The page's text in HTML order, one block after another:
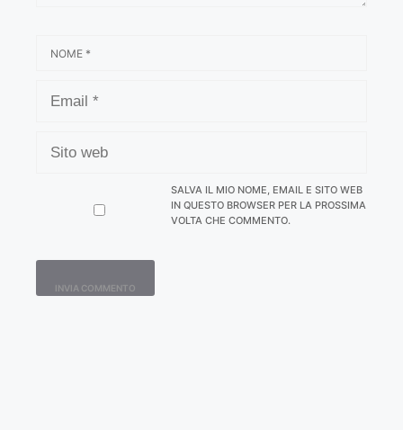
WEB
SALVA IL MIO NOME, EMAIL E SITO WEB
IN QUESTO BROWSER PER LA PROSSIMA
VOLTA CHE COMMENTO.